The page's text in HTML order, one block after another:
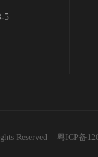
5
Reserved 粤ICP备